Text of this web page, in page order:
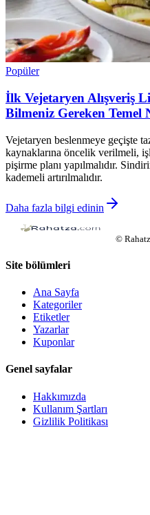
Popüler
İlk Vejetaryen Alışveriş
Bilmeniz Gereken Temel
Vejetaryen beslenmeye geçişte
kaynaklarına öncelik verilmeli,
pişirme planı yapılmalıdır.
kademeli artırılmalıdır.
Daha fazla bilgi edinin
©
Site bölümleri
Ana Sayfa
Kategoriler
Etiketler
Yazarlar
Kuponlar
Genel sayfalar
Hakkımızda
Kullanım Şartları
Gizlilik Politikası